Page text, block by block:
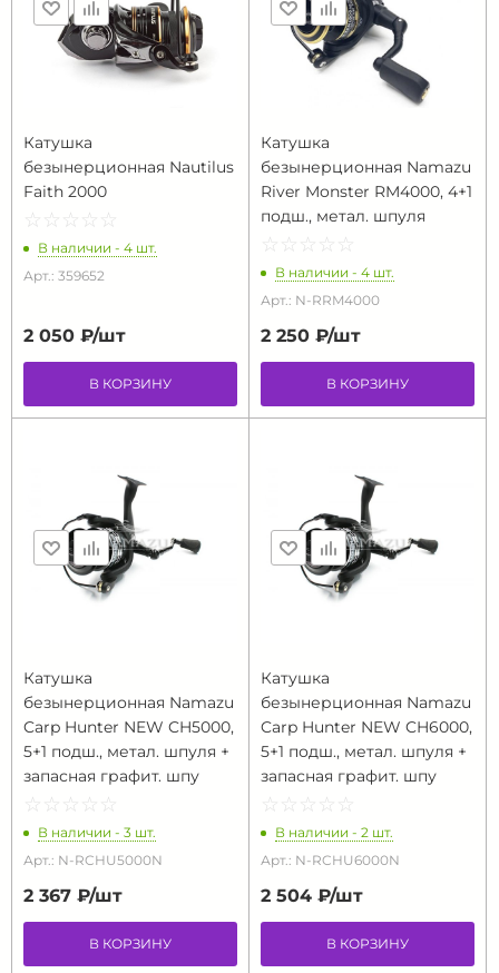
Катушка
безынерционная Nautilus
Faith 2000
☆ ☆ ☆ ☆ ☆
★ ★ ★ ★ ★
В наличии - 4 шт.
Арт.: 359652
2 050 ₽/шт
В КОРЗИНУ
Катушка
безынерционная Namazu
River Monster RM4000, 4+1
подш., метал. шпуля
☆ ☆ ☆ ☆ ☆
★ ★ ★ ★ ★
В наличии - 4 шт.
Арт.: N-RRM4000
2 250 ₽/шт
В КОРЗИНУ
Катушка
безынерционная Namazu
Carp Hunter NEW CH5000,
5+1 подш., метал. шпуля +
запасная графит. шпу
☆ ☆ ☆ ☆ ☆
★ ★ ★ ★ ★
В наличии - 3 шт.
Арт.: N-RCHU5000N
2 367 ₽/шт
В КОРЗИНУ
Катушка
безынерционная Namazu
Carp Hunter NEW CH6000,
5+1 подш., метал. шпуля +
запасная графит. шпу
☆ ☆ ☆ ☆ ☆
★ ★ ★ ★ ★
В наличии - 2 шт.
Арт.: N-RCHU6000N
2 504 ₽/шт
В КОРЗИНУ